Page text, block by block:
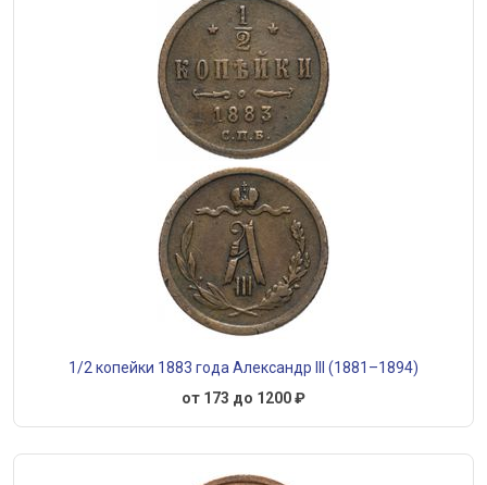
1/2 копейки 1883 года Александр III (1881–1894)
от 173 до 1200 ₽